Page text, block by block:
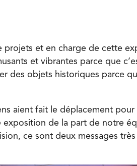
projets et en charge de cette
et vibrantes parce que
des objets historiques parce
aient fait le déplacement
exposition de la part de notre
ce sont deux messages